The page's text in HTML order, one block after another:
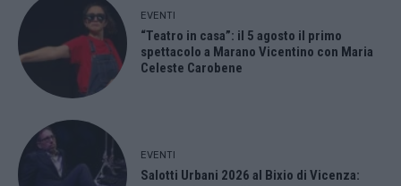
EVENTI
“Teatro in casa”: il 5 agosto il primo
spettacolo a Marano Vicentino con Maria
Celeste Carobene
EVENTI
Salotti Urbani 2026 al Bixio di Vicenza: